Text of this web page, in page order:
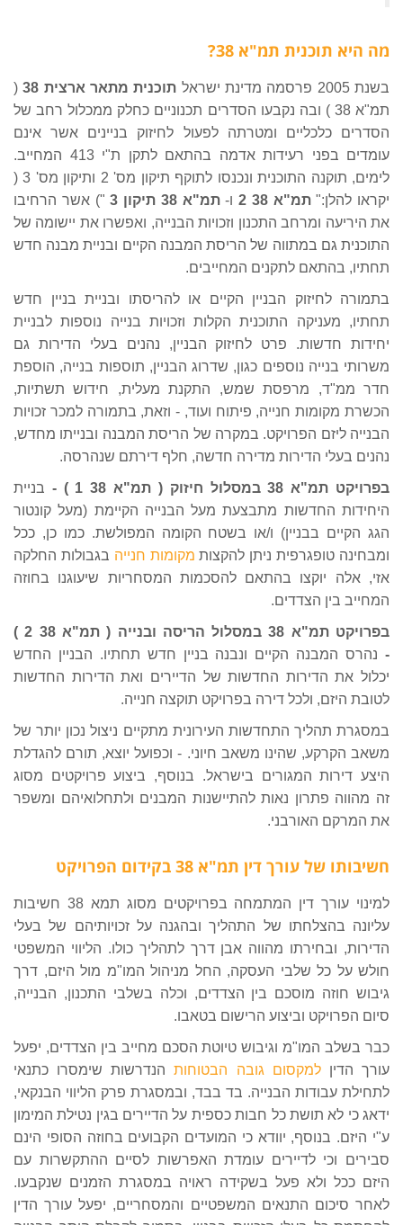
מה היא תוכנית תמ"א 38?
בשנת 2005 פרסמה מדינת ישראל תוכנית מתאר ארצית 38
(
תמ"א 38 ) ובה נקבעו הסדרים תכנוניים כחלק ממכלול רחב של
הסדרים כלכליים ומטרתה לפעול לחיזוק בניינים אשר אינם
עומדים בפני רעידות אדמה בהתאם לתקן ת"י 413 המחייב.
לימים, תוקנה התוכנית ונכנסו לתוקף תיקון מס' 2 ותיקון מס' 3 (
יקראו להלן:"תמ"א 38 2 ו-תמ"א 38 תיקון 3
") אשר הרחיבו
את היריעה ומרחב התכנון וזכויות הבנייה, ואפשרו את יישומה של
התוכנית גם במתווה של הריסת המבנה הקיים ובניית מבנה חדש
תחתיו, בהתאם לתקנים המחייבים.
בתמורה לחיזוק הבניין הקיים או להריסתו ובניית בניין חדש
תחתיו, מעניקה התוכנית הקלות וזכויות בנייה נוספות לבניית
יחידות חדשות. פרט לחיזוק הבניין, נהנים בעלי הדירות גם
משרותי בנייה נוספים כגון, שדרוג הבניין, תוספות בנייה, הוספת
חדר ממ"ד, מרפסת שמש, התקנת מעלית, חידוש תשתיות,
הכשרת מקומות חנייה, פיתוח ועוד, - וזאת, בתמורה למכר זכויות
הבנייה ליזם הפרויקט. במקרה של הריסת המבנה ובנייתו מחדש,
נהנים בעלי הדירות מדירה חדשה, חלף דירתם שנהרסה.
בפרויקט תמ"א 38 במסלול חיזוק ( תמ"א 38 1 ) -
בניית
היחידות החדשות מתבצעת מעל הבנייה הקיימת (מעל קונטור
הגג הקיים בבניין) ו/או בשטח הקומה המפולשת. כמו כן, ככל
ומבחינה טופגרפית ניתן להקצות מקומות חנייה בגבולות החלקה
אזי, אלה יוקצו בהתאם להסכמות המסחריות שיעוגנו בחוזה
המחייב בין הצדדים.
בפרויקט תמ"א 38 במסלול הריסה ובנייה ( תמ"א 38 2 )
- נהרס המבנה הקיים ונבנה בניין חדש תחתיו. הבניין החדש
יכלול את הדירות החדשות של הדיירים ואת הדירות החדשות
לטובת היזם, ולכל דירה בפרויקט תוקצה חנייה.
במסגרת תהליך התחדשות העירונית מתקיים ניצול נכון יותר של
משאב הקרקע, שהינו משאב חיוני. - וכפועל יוצא, תורם להגדלת
היצע דירות המגורים בישראל. בנוסף, ביצוע פרויקטים מסוג
זה מהווה פתרון נאות להתיישנות המבנים ולתחלואיהם ומשפר
את המרקם האורבני.
חשיבותו של עורך דין תמ"א 38 בקידום הפרויקט
למינוי עורך דין המתמחה בפרויקטים מסוג תמא 38 חשיבות
עליונה בהצלחתו של התהליך ובהגנה על זכויותיהם של בעלי
הדירות, ובחירתו מהווה אבן דרך לתהליך כולו. הליווי המשפטי
חולש על כל שלבי העסקה, החל מניהול המו"מ מול היזם, דרך
גיבוש חוזה מוסכם בין הצדדים, וכלה בשלבי התכנון, הבנייה,
סיום הפרויקט וביצוע הרישום בטאבו.
כבר בשלב המו"מ וגיבוש טיוטת הסכם מחייב בין הצדדים, יפעל
עורך הדיןלמקסום גובה הבטוחותהנדרשות שימסרו כתנאי
לתחילת עבודות הבנייה. בד בבד, ובמסגרת פרק הליווי הבנקאי,
ידאג כי לא תושת כל חבות כספית על הדיירים בגין נטילת המימון
ע"י היזם. בנוסף, יוודא כי המועדים הקבועים בחוזה הסופי הינם
סבירים וכי לדיירים עומדת האפרשות לסיים ההתקשרות עם
היזם ככל ולא פעל בשקידה ראויה במסגרת הזמנים שנקבעו.
לאחר סיכום התנאים המשפטיים והמסחריים, יפעל עורך הדין